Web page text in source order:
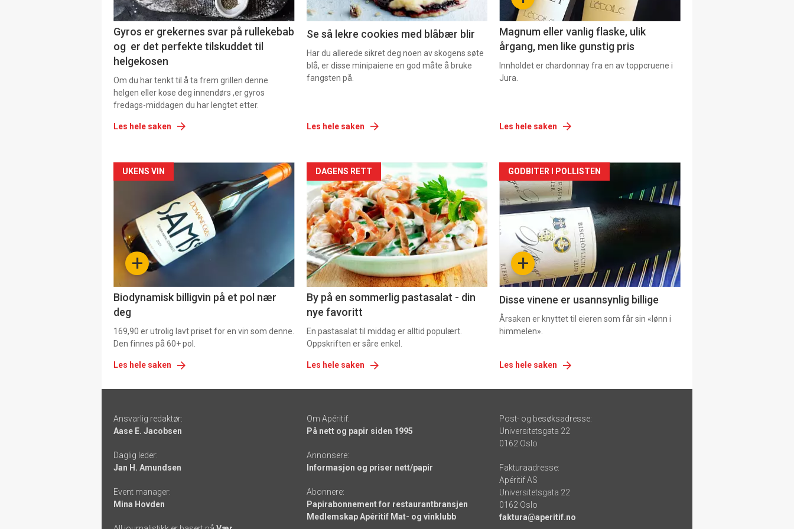
Gyros er grekernes svar på rullekebab
og er det perfekte tilskuddet til
helgekosen
Om du har tenkt til å ta frem grillen denne
helgen eller kose deg innendørs ,er gyros
fredags-middagen du har lengtet etter.
Les hele saken
2
Se så lekre cookies med blåbær blir
Har du allerede sikret deg noen av skogens søte
blå, er disse minipaiene en god måte å bruke
fangsten på.
Les hele saken
Magnum eller vanlig flaske, ulik
årgang, men like gunstig pris
Innholdet er chardonnay fra en av toppcruene i
Jura.
Les hele saken
Forsiden
akkurat
nå
-
+
UKENS VIN
Biodynamisk billigvin på et pol nær
deg
169,90 er utrolig lavt priset for en vin som denne.
Den finnes på 60+ pol.
Les hele saken
Forsiden
akkurat
nå
-
5
DAGENS RETT
By på en sommerlig pastasalat - din
nye favoritt
En pastasalat til middag er alltid populært.
Oppskriften er såre enkel.
Les hele saken
Forsiden
akkurat
nå
6 +
GODBITER I POLLISTEN
Disse vinene er usannsynlig billige
Årsaken er knyttet til eieren som får sin «lønn i
himmelen».
Les hele saken
-
links
Ansvarlig redaktør:
Aase E. Jacobsen
Daglig leder:
Jan H. Amundsen
Event manager:
Mina Hovden
Om Apéritif:
På nett og papir siden 1995
Annonsere:
Informasjon og priser nett/papir
Abonnere:
Papirabonnement for restaurantbransjen
Medlemskap Apéritif Mat- og vinklubb
Post- og besøksadresse:
Universitetsgata 22
0162 Oslo
Fakturaadresse:
Apéritif AS
Universitetsgata 22
0162 Oslo
faktura@aperitif.no